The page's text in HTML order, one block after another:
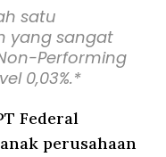
satu
yang sangat
Performing
0,03%.*
Federal
perusahaan